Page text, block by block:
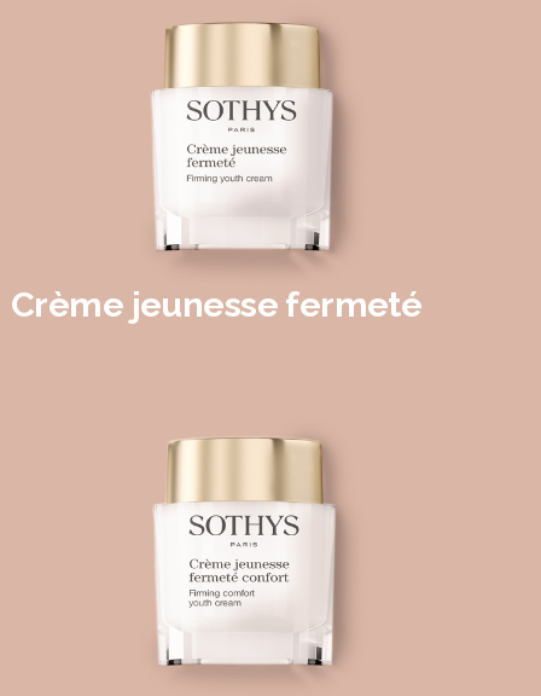
Crème jeunesse fermeté